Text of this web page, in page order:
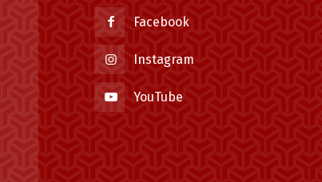
Facebook
Instagram
YouTube